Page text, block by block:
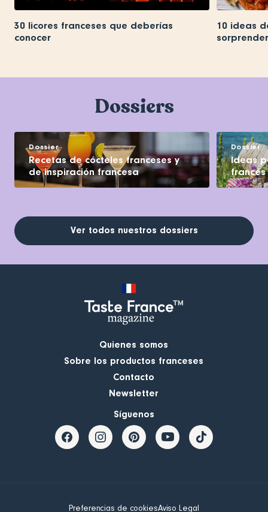
30 licores franceses que deberías
conocer
10 ideas
Dossiers
Dossier
Recetas de cócteles franceses y
de inspiración francesa
Dossier
Ideas
francés
Ver todos nuestros dossiers
Quienes somos
Sobre los productos franceses
Contacto
Newsletter
Síguenos
Preferencias de cookiesAviso Legal